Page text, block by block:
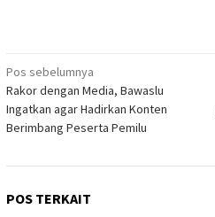
Navigasi
pos
Pos sebelumnya
Rakor dengan Media, Bawaslu
Ingatkan agar Hadirkan Konten
Berimbang Peserta Pemilu
POS TERKAIT